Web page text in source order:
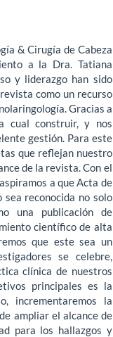
& Cirugía de Cabeza
a la Dra. Tatiana
y liderazgo han sido
como un recurso
Gracias a
cual construir, y nos
gestión. Para este
que reflejan nuestro
de la revista. Con el
a que Acta de
reconocida no solo
una publicación de
científico de alta
que este sea un
se celebre,
clínica de nuestros
principales es la
incrementaremos la
ampliar el alcance de
para los hallazgos y